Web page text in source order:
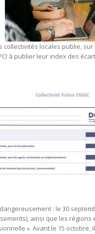
collectivités locales publie,
à publier leur index des
: le 30
ainsi que les
». Avant le 15